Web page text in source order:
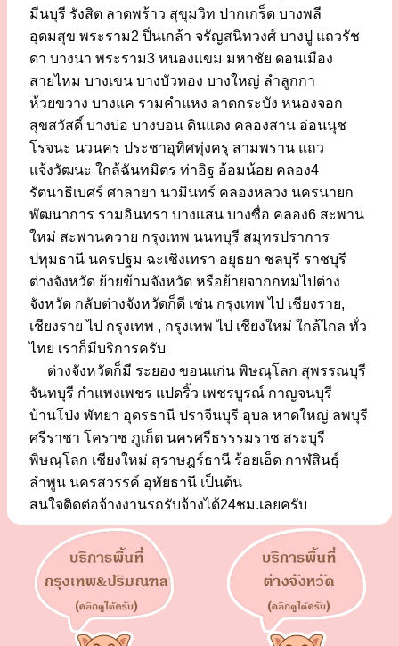
มีนบุรี รังสิต ลาดพร้าว สุขุมวิท ปากเกร็ด บางพลี
อุดมสุข พระราม2 ปิ่นเกล้า จรัญสนิทวงศ์ บางปู แถวรัช
ดา บางนา พระราม3 หนองแขม มหาชัย ดอนเมือง
สายไหม บางเขน บางบัวทอง บางใหญ่ ลำลูกกา
ห้วยขวาง บางแค รามคำแหง ลาดกระบัง หนองจอก
สุขสวัสดิ์ บางบ่อ บางบอน ดินแดง คลองสาน อ่อนนุช
โรจนะ นวนคร ประชาอุทิศทุ่งครุ สามพราน แถว
แจ้งวัฒนะ ใกล้ฉันทมิตร ท่าอิฐ อ้อมน้อย คลอง4
รัตนาธิเบศร์ ศาลายา นวมินทร์ คลองหลวง นครนายก
พัฒนาการ รามอินทรา บางแสน บางซื่อ คลอง6 สะพาน
ใหม่ สะพานควาย กรุงเทพ นนทบุรี สมุทรปราการ
ปทุมธานี นครปฐม ฉะเชิงเทรา อยุธยา ชลบุรี ราชบุรี
ต่างจังหวัด ย้ายข้ามจังหวัด หรือย้ายจากกทมไปต่าง
จังหวัด กลับต่างจังหวัดก็ดี เช่น กรุงเทพ ไป เชียงราย,
เชียงราย ไป กรุงเทพ , กรุงเทพ ไป เชียงใหม่ ใกล้ไกล ทั่ว
ไทย เราก็มีบริการครับ
ต่างจังหวัดก็มี ระยอง ขอนแก่น พิษณุโลก สุพรรณบุรี
จันทบุรี กำแพงเพชร แปดริ้ว เพชรบูรณ์ กาญจนบุรี
บ้านโป่ง พัทยา อุดรธานี ปราจีนบุรี อุบล หาดใหญ่ ลพบุรี
ศรีราชา โคราช ภูเก็ต นครศรีธรรรมราช สระบุรี
พิษณุโลก เชียงใหม่ สุราษฎร์ธานี ร้อยเอ็ด กาฬสินธุ์
ลำพูน นครสวรรค์ อุทัยธานี เป็นต้น
สนใจติดต่อจ้างงานรถรับจ้างได้24ชม.เลยครับ